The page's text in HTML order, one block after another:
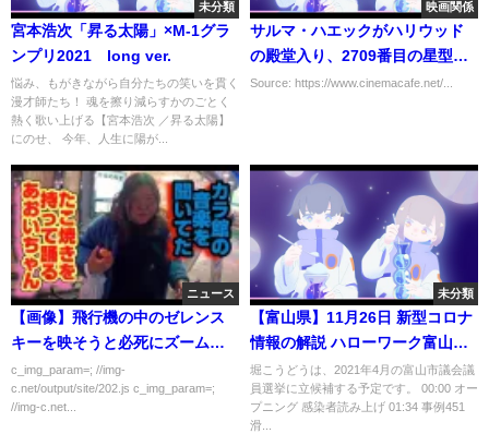
未分類
宮本浩次「昇る太陽」×M-1グラ
ンプリ2021 long ver.
悩み、もがきながら自分たちの笑いを貫く
漫才師たち！ 魂を擦り減らすかのごとく
熱く歌い上げる【宮本浩次 ／昇る太陽】
にのせ、 今年、人生に陽が...
映画関係
サルマ・ハエックがハリウッド
の殿堂入り、2709番目の星型プ
レートがお披露目に
Source: https://www.cinemacafe.net/...
ニュース
【画像】飛行機の中のゼレンス
キーを映そうと必死にズームｗ
ｗｗｗｗ
c_img_param=; //img-
c.net/output/site/202.js c_img_param=;
//img-c.net...
未分類
【富山県】11月26日 新型コロナ
情報の解説 ハローワーク富山の
職員が感染 ハロワ職員の事例番
号は？滑川市 高岡市 富山市3人
の感染者の詳細 会見はありませ
堀こうどうは、2021年4月の富山市議会議
員選挙に立候補する予定です。 00:00 オー
プニング 感染者読み上げ 01:34 事例451
滑...